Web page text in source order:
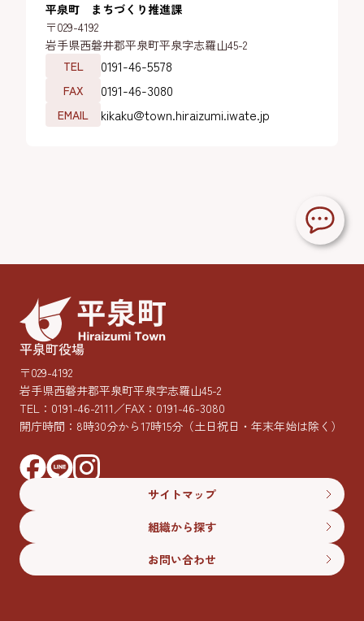
平泉町 まちづくり推進課
〒029-4192
岩手県西磐井郡平泉町平泉字志羅山45-2
TEL
0191-46-5578
FAX 0191-46-3080
EMAIL kikaku@town.hiraizumi.iwate.jp
平泉町役場
〒029-4192
岩手県西磐井郡平泉町平泉字志羅山45-2
TEL： 0191-46-2111／FAX：0191-46-3080
開庁時間：8時30分から17時15分 （土日祝日・年末年始は除く）
サイトマップ
組織から探す
お問い合わせ